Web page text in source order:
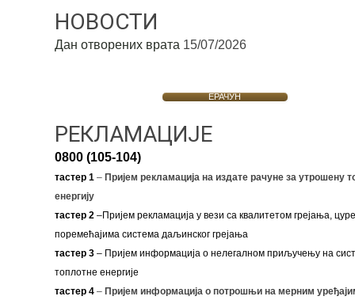
НОВОСТИ
Дан отворених врата 15/07/2026
ЕРАЧУН
РЕКЛАМАЦИЈЕ
0800 (105-104)
тастер 1–Пријем рекламација на издате рачуне за утрошену
енергију
тастер 2–Пријем рекламација у вези са квалитетом грејања,
поремећајима система даљинског грејања
тастер 3– Пријем информација о нелегалном приључењу на
топлотне енергије
тастер 4 – Пријем информација о потрошњи на мерним